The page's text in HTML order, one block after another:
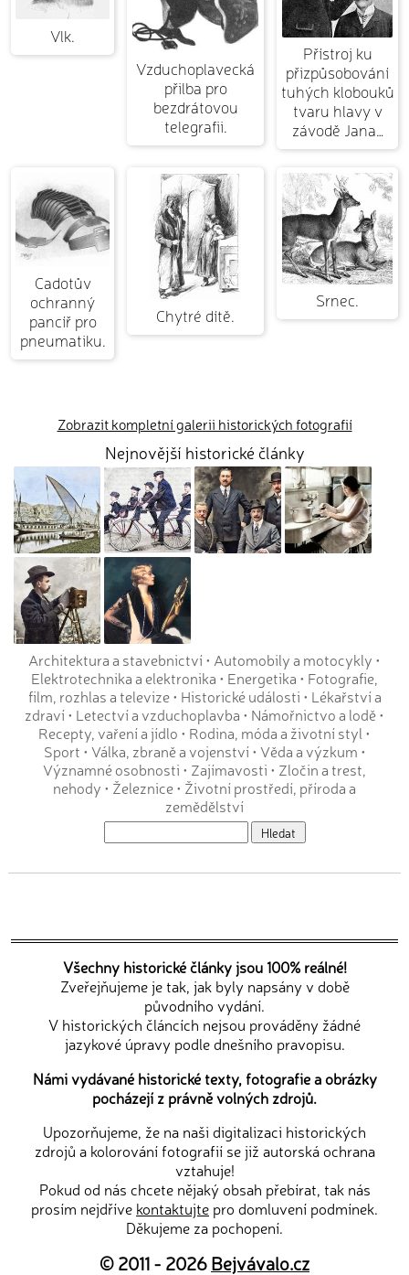
Vlk.
Vzduchoplavecká
přilba pro
bezdrátovou
telegrafii.
Přístroj ku
přizpůsobování
tuhých klobouků
tvaru hlavy v
závodě Jana…
Cadotův
ochranný
pancíř pro
pneumatiku.
Chytré dítě.
Srnec.
Zobrazit kompletní galerii historických fotografií
Nejnovější historické články
Architektura a stavebnictví• Automobily a motocykly •
Elektrotechnika a elektronika • Energetika • Fotografie,
film, rozhlas a televize• Historické události • Lékařství a
zdraví• Letectví a vzduchoplavba • Námořnictvo a lodě•
Recepty, vaření a jídlo • Rodina, móda a životní styl •
Sport • Válka, zbraně a vojenství• Věda a výzkum •
Významné osobnosti • Zajímavosti • Zločin a trest,
nehody • Železnice• Životní prostředí, příroda a
zemědělství
Všechny historické články jsou 100% reálné!
Zveřejňujeme je tak, jak byly napsány v době
původního vydání.
V historických článcích nejsou prováděny žádné
jazykové úpravy podle dnešního pravopisu.
Námi vydávané historické texty, fotografie a obrázky
pocházejí z právně volných zdrojů.
Upozorňujeme, že na naši digitalizaci historických
zdrojů a kolorování fotografií se již autorská ochrana
vztahuje!
Pokud od nás chcete nějaký obsah přebírat, tak nás
prosím nejdříve kontaktujte pro domluvení podmínek.
Děkujeme za pochopení.
© 2011 - 2026Bejvávalo.cz